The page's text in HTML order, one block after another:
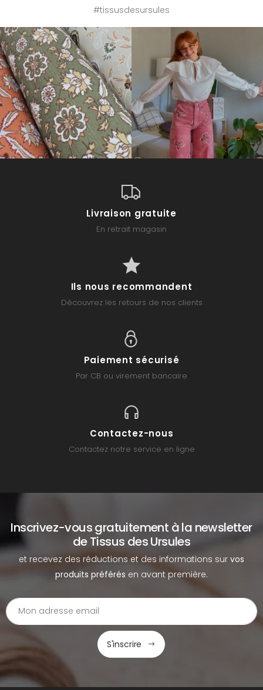
#tissusdesursules
Livraison gratuite
En retrait magasin
Ils nous recommandent
Découvrez les retours de nos clients
Paiement sécurisé
Par CB ou virement bancaire
Contactez-nous
Contactez notre service en ligne
Inscrivez-vous gratuitement à la newsletter
de Tissus des Ursules
et recevez des réductions et des informations sur vos
produits préférés en avant première.
S'inscrire